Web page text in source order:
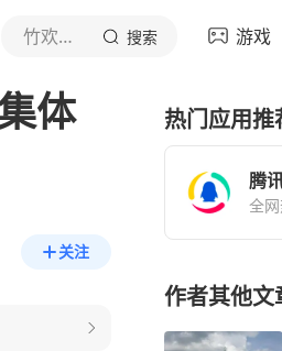
竹欢与白桦林 搜索 游戏
体
关注
热门应用推
腾
全
作者其他文